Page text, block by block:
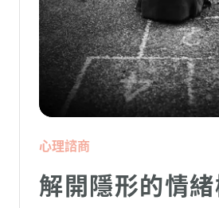
心理諮商
解開隱形的情